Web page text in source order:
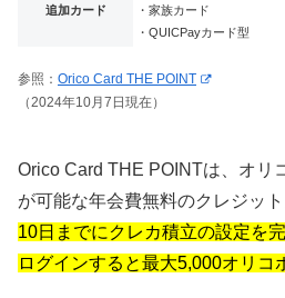
追加カード
・家族カード
・QUICPayカード型
参照： Orico Card THE POINT
（2024年10月7日現在）
Orico Card THE POINTは、オリ
が可能な年会費無料のクレジット
10日までにクレカ積立の設定を
ログインすると最大5,000オリコ